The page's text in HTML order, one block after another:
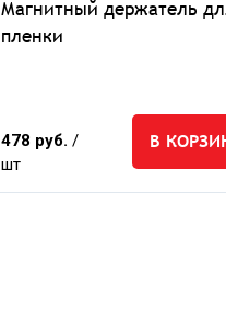
Магнитный держатель
пленки
478 руб. /
шт
В